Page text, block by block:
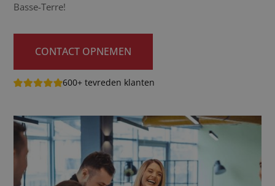
Basse-Terre!
CONTACT OPNEMEN
600+ tevreden klanten